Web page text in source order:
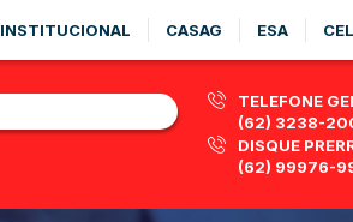
INSTITUCIONAL CASAG ESA CEL
TELEFONE
(62) 3238-
DISQUE
(62) 99976-